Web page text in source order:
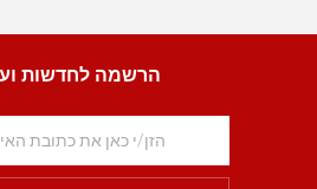
הרשמה לחדשות